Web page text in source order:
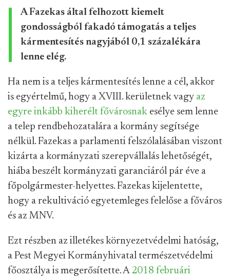
A Fazekas által felhozott kiemelt
gondosságból fakadó támogatás a teljes
kármentesítés nagyjából 0,1 százalékára
lenne elég.
Ha nem is a teljes kármentesítés lenne a cél, akkor
is egyértelmű, hogy a XVIII. kerületnek vagy az
egyre inkább kiherélt fővárosnak esélye sem lenne
a telep rendbehozatalára a kormány segítsége
nélkül. Fazekas a parlamenti felszólalásában viszont
kizárta a kormányzati szerepvállalás lehetőségét,
hiába beszélt kormányzati garanciáról pár éve a
főpolgármester-helyettes. Fazekas kijelentette,
hogy a rekultiváció egyetemleges felelőse a főváros
és az MNV.
Ezt részben az illetékes környezetvédelmi hatóság,
a Pest Megyei Kormányhivatal természetvédelmi
főosztálya is megerősítette. A 2018 februári